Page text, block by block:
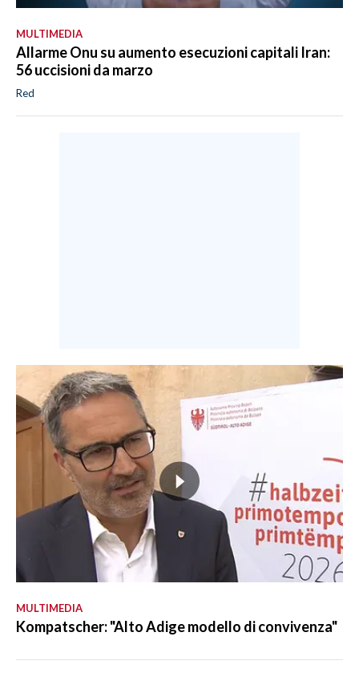
MULTIMEDIA
Allarme Onu su aumento esecuzioni capitali Iran:
56 uccisioni da marzo
Red
MULTIMEDIA
Kompatscher: "Alto Adige modello di convivenza"